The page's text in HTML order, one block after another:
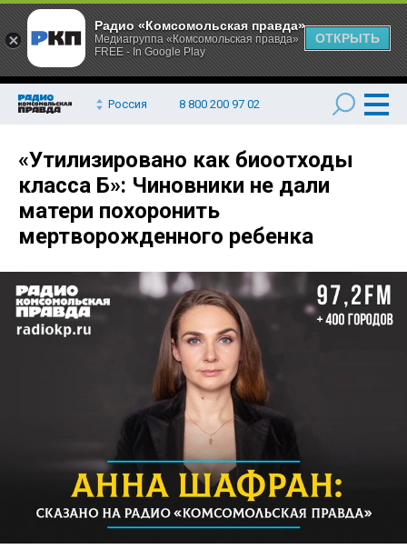
Россия 8 800 200 97 02
«Утилизировано как биоотходы
класса Б»: Чиновники не дали
матери похоронить
мертворожденного ребенка
Радио «Комсомольская правда»
Медиагруппа «Комсомольская правда»
FREE - In Google Play
ОТКРЫТЬ